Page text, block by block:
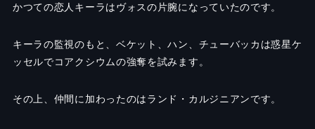
かつての恋人キーラはヴォスの片腕になっていたのです。
キーラの監視のもと、ベケット、ハン、チューバッカは惑星ケ
ッセルでコアクシウムの強奪を試みます。
その上、仲間に加わったのはランド・カルジニアンです。